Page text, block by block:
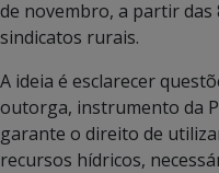
de novembro, a partir das
sindicatos rurais.
A ideia é esclarecer
outorga, instrumento da
garante o direito de
recursos hídricos,